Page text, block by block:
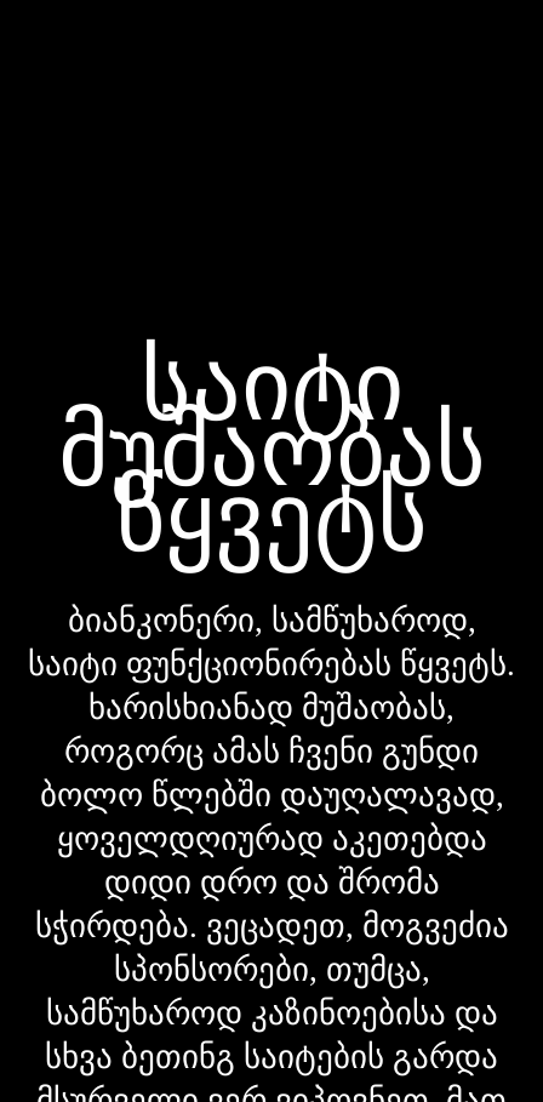
საიტი
მუშაობას
წყვეტს
ბიანკონერი, სამწუხაროდ,
საიტი ფუნქციონირებას წყვეტს.
ხარისხიანად მუშაობას,
როგორც ამას ჩვენი გუნდი
ბოლო წლებში დაუღალავად,
ყოველდღიურად აკეთებდა
დიდი დრო და შრომა
სჭირდება. ვეცადეთ, მოგვეძია
სპონსორები, თუმცა,
სამწუხაროდ კაზინოებისა და
სხვა ბეთინგ საიტების გარდა